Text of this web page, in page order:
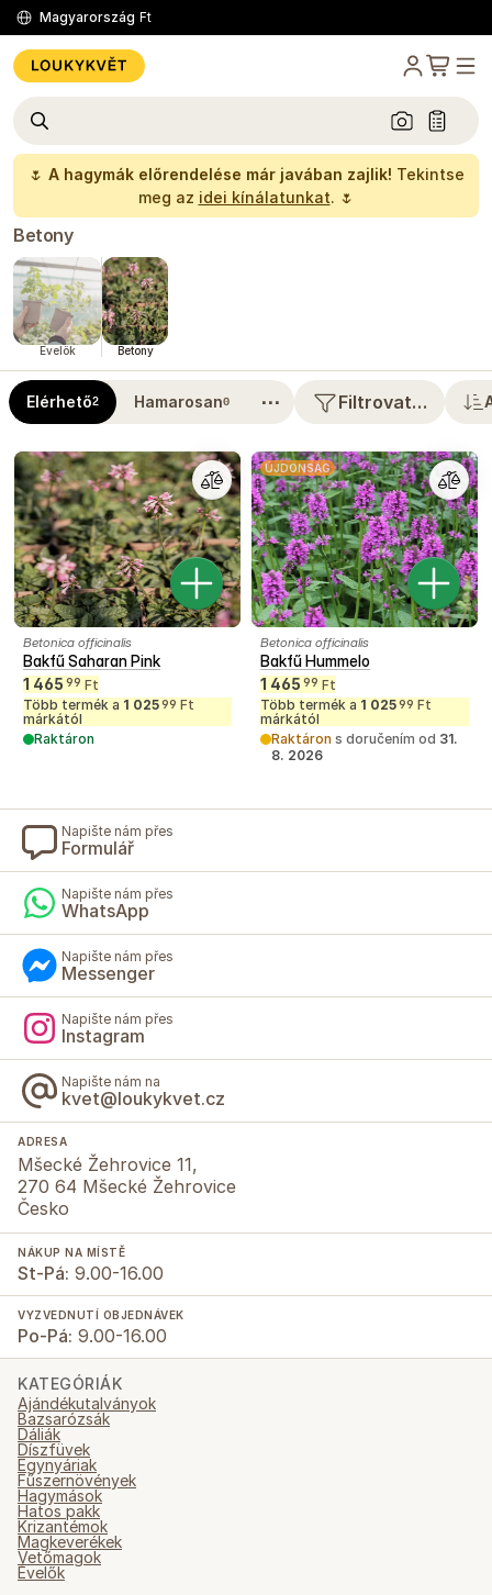
Magyarország Ft
🌷 A hagymák előrendelése már javában zajlik! Tekintse
meg az idei kínálatunkat. 🌷
Betony
Évelők Betony
Elérhető2 Hamarosan0 ⋯ Filtrovat…
Betonica officinalis
Bakfű Saharan Pink
1 465 99 Ft
Több termék a 1 02599 Ft
márkától
Raktáron
ÚJDONSÁG
Betonica officinalis
Bakfű Hummelo
1 465 99 Ft
Több termék a 1 02599 Ft
márkától
Raktáron s doručením od 31.
8. 2026
Napište nám přes
Formulář
Napište nám přes
WhatsApp
Napište nám přes
Messenger
Napište nám přes
Instagram
Napište nám na
kvet@loukykvet.cz
ADRESA
Mšecké Žehrovice 11,
270 64 Mšecké Žehrovice
Česko
NÁKUP NA MÍSTĚ
St-Pá: 9.00-16.00
VYZVEDNUTÍ OBJEDNÁVEK
Po-Pá: 9.00-16.00
KATEGÓRIÁK
Ajándékutalványok
Bazsarózsák
Dáliák
Díszfüvek
Egynyáriak
Fűszernövények
Hagymások
Hatos pakk
Krizantémok
Magkeverékek
Vetőmagok
Évelők